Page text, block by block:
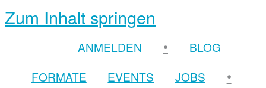
Zum Inhalt springen
ANMELDEN •
BLOG
FORMATE
EVENTS JOBS •